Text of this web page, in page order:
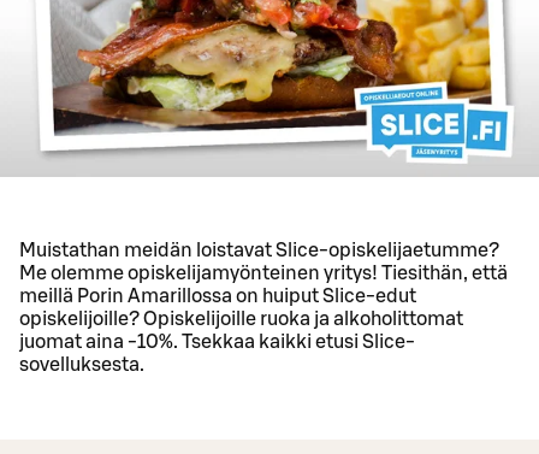
Muistathan meidän loistavat Slice-opiskelijaetumme?
Me olemme opiskelijamyönteinen yritys! Tiesithän, että
meillä Porin Amarillossa on huiput Slice-edut
opiskelijoille? Opiskelijoille ruoka ja alkoholittomat
juomat aina -10%. Tsekkaa kaikki etusi Slice-
sovelluksesta.